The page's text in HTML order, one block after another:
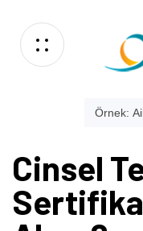
Search
for:
Cinsel